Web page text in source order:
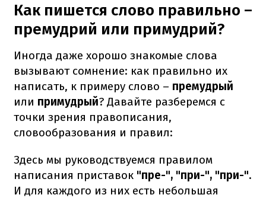
Как пишется слово правильно –
премудрий или примудрий?
Иногда даже хорошо знакомые слова
вызывают сомнение: как правильно их
написать, к примеру слово – премудрый
или примудрый? Давайте разберемся с
точки зрения правописания,
словообразования и правил:
Здесь мы руководствуемся правилом
написания приставок "пре-", "при-", "при-".
И для каждого из них есть небольшая